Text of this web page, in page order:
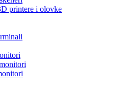
printere i olovke